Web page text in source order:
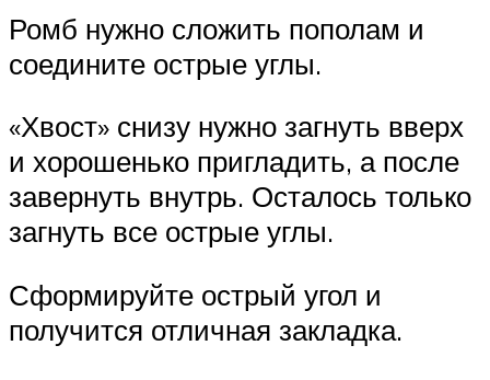
Ромб нужно сложить пополам и
соедините острые углы.
«Хвост» снизу нужно загнуть вверх
и хорошенько пригладить, а после
завернуть внутрь. Осталось только
загнуть все острые углы.
Сформируйте острый угол и
получится отличная закладка.